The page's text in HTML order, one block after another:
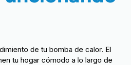
de tu bomba de calor. El
tu hogar cómodo a lo largo de